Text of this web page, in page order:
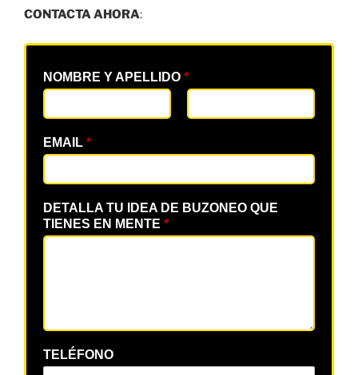
CONTACTA AHORA:
NOMBRE Y APELLIDO *
EMAIL *
DETALLA TU IDEA DE BUZONEO QUE
TIENES EN MENTE *
TELÉFONO